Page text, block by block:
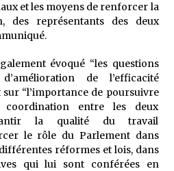
et les moyens de renforcer la
des représentants des deux
évoqué “les questions
de l’efficacité
“l’importance de poursuivre
entre les deux
la qualité du travail
le rôle du Parlement dans
réformes et lois, dans
qui lui sont conférées en